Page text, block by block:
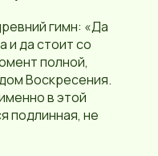
гимн: «Да
и да стоит со
полной,
Воскресения.
в этой
подлинная, не